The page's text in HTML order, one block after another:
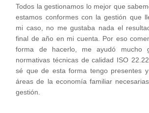
Todos la gestionamos lo mejor que
estamos conformes con la gestión que
mi caso, no me gustaba nada el
final de año en mi cuenta. Por eso
forma de hacerlo, me ayudó mucho
normativas técnicas de calidad ISO
sé que de esta forma tengo presentes
áreas de la economía familiar
gestión.